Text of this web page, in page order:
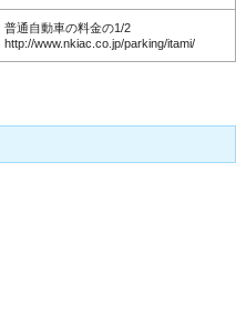
普通自動車の料金の1/2
http://www.nkiac.co.jp/parking/itami/